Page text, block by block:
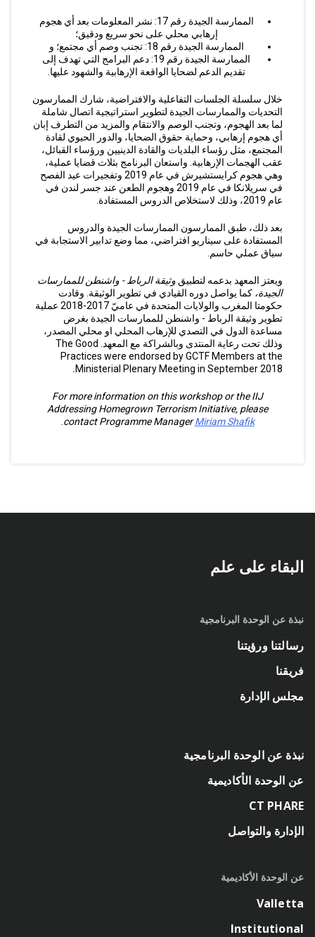
الممارسة الجيدة رقم 17: نشر المعلومات بعد أي هجوم
إرهابي محلي على نحو سريع ودقيق؛
الممارسة الجيدة رقم 18: تجنب وصم أي مجتمع؛ و
الممارسة الجيدة رقم 19: دعم البرامج التي تهدف إلى
تقديم الدعم لضحايا الواقعة الإرهابية والشهود عليها.
خلال سلسلة الجلسات التفاعلية والافتراضية، شارك الممارسون
التحديات والممارسات الجيدة لتطوير استراتيجية اتصال شاملة
لما بعد الهجوم، وتجنب الوصم والانتقام والمزيد من التطرف إبان
أي هجوم إرهابي، وحماية حقوق الضحايا، والدور الحيوي لقادة
المجتمع، مثل رؤساء البلديات والقادة الدينيين ورؤساء القبائل،
عقب الهجمات الإرهابية. واستعان البرنامج بثلاث قضايا عملية،
وهي هجوم كرايستشيرش في عام 2019 وتفجيرات عيد الفصح
في سريلانكا في عام 2019 وهجوم الطعن عند جسر لندن في
عام 2019، وذلك لاستخلاص الدروس المستفادة.
بعد ذلك، طبق الممارسون الممارسات الجيدة والدروس
المستفادة على سيناريو افتراضي، مما وضع تدابير الاستجابة في
سياق عملي حاسم.
ويعتز المعهد بدعمه لتطبيق وثيقة الرباط - واشنطن للممارسات
الجيدة، كما يواصل دوره القيادي في تطوير الوثيقة. وقادت
حكومتا المغرب والولايات المتحدة في عاميّ 2017-2018 عملية
تطوير وثيقة الرباط - واشنطن للممارسات الجيدة بغرض
مساعدة الدول في التصدي للإرهاب المحلي او محلي المصدر،
وذلك تحت رعاية المنتدى وبالشراكة مع المعهد. The Good
Practices were endorsed by GCTF Members at the
Ministerial Plenary Meeting in September 2018
.
For more information on this workshop or the IIJ
Addressing Homegrown Terrorism Initiative, please
contact Programme ManagerMiriam Shafik
البقاء على علم
نبذة عن الوحدة البرنامجية
رسالتنا ورؤيتنا
فريقنا
مجلس الإدارة
نبذة عن الوحدة البرنامجية
عن الوحدة الأكاديمية
CT PHARE
الإدارة والتواصل
عن الوحدة الأكاديمية
Valletta
Institutional